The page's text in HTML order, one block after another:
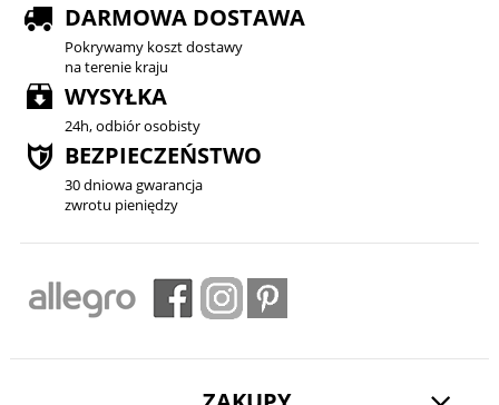
DARMOWA DOSTAWA
Pokrywamy koszt dostawy
na terenie kraju
WYSYŁKA
24h, odbiór osobisty
BEZPIECZEŃSTWO
30 dniowa gwarancja
zwrotu pieniędzy